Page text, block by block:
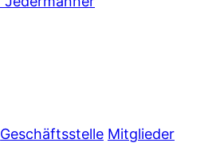
Geschäftsstelle Mitglieder